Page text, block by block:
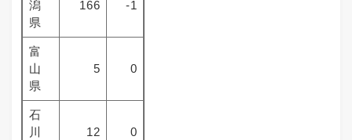
潟
県
166 -1
富
山
県
5 0
石
川
12 0